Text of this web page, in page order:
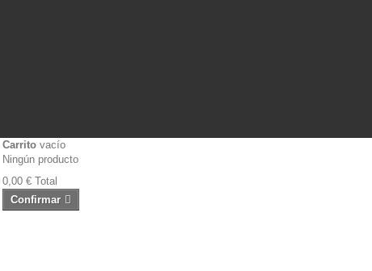
Carrito vacío
Ningún producto
0,00 € Total
Confirmar